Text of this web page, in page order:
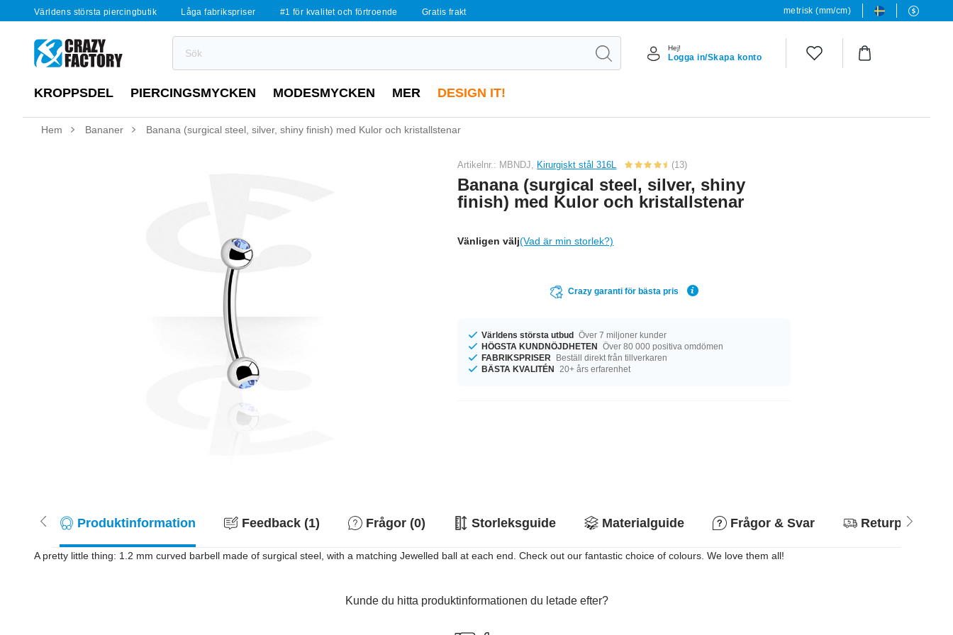
Världens största piercingbutik Låga fabrikspriser #1 för kvalitet och förtroende Gratis frakt metrisk (mm/cm)
Hej!
Logga in/Skapa konto
KROPPSDEL PIERCINGSMYCKEN MODESMYCKEN MER DESIGN IT!
Hem Bananer Banana (surgical steel, silver, shiny finish) med Kulor och kristallstenar
Artikelnr.: MBNDJ, Kirurgiskt stål 316L (13)
Banana (surgical steel, silver, shiny
finish) med Kulor och kristallstenar
Vänligen välj(Vad är min storlek?)
Crazy garanti för bästa pris
Världens största utbud Över 7 miljoner kunder
HÖGSTA KUNDNÖJDHETEN Över 80 000 positiva omdömen
FABRIKSPRISER
Beställ direkt från tillverkaren
BÄSTA KVALITÉN
20+ års erfarenhet
Produktinformation Feedback (1) Frågor (0) Storleksguide Materialguide Frågor & Svar Returpolicy
A pretty little thing: 1.2 mm curved barbell made of surgical steel, with a matching Jewelled ball at each end. Check out our fantastic choice of colours. We love them all!
Kunde du hitta produktinformationen du letade efter?